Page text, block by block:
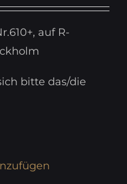
auf R-
bitte das/die